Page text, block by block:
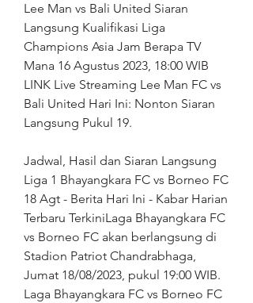
Lee Man vs Bali United Siaran
Langsung Kualifikasi Liga
Champions Asia Jam Berapa TV
Mana 16 Agustus 2023, 18:00 WIB
LINK Live Streaming Lee Man FC vs
Bali United Hari Ini: Nonton Siaran
Langsung Pukul 19.
Jadwal, Hasil dan Siaran Langsung
Liga 1 Bhayangkara FC vs Borneo FC
18 Agt - Berita Hari Ini - Kabar Harian
Terbaru TerkiniLaga Bhayangkara FC
vs Borneo FC akan berlangsung di
Stadion Patriot Chandrabhaga,
Jumat 18/08/2023, pukul 19:00 WIB.
Laga Bhayangkara FC vs Borneo FC